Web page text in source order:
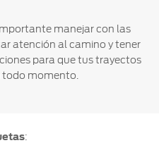
manejar con las
atención al camino y tener
para que tus trayectos
todo momento.
: